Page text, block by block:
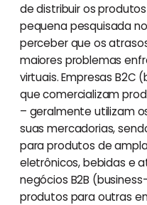
de distribuir os
pequena pesquisada
perceber que os
maiores problemas
virtuais. Empresas
que comercializam
– geralmente utilizam
suas mercadorias,
para produtos de
eletrônicos, bebidas e
negócios B2B
produtos para outras